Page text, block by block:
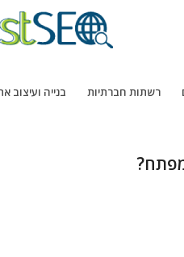
רשתות חברתיות בנייה ועיצוב